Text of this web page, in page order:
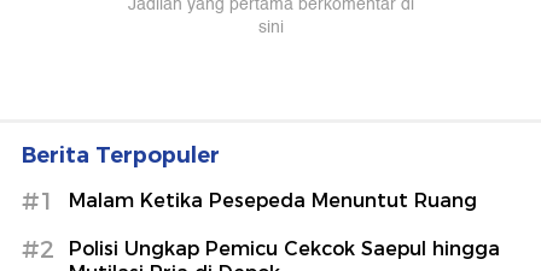
Berita Terpopuler
#1 Malam Ketika Pesepeda Menuntut Ruang
#2
Polisi Ungkap Pemicu Cekcok Saepul hingga